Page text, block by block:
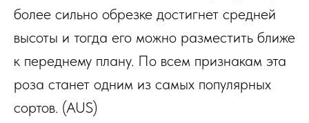
более сильно обрезке достигнет средней
высоты и тогда его можно разместить ближе
к переднему плану. По всем признакам эта
роза станет одним из самых популярных
сортов. (AUS)